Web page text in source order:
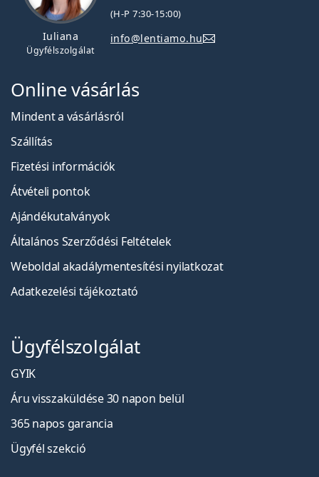
Iuliana
Ügyfélszolgálat
(H-P 7:30-15:00)
info@lentiamo.hu
Online vásárlás
Mindent a vásárlásról
Szállítás
Fizetési információk
Átvételi pontok
Ajándékutalványok
Általános Szerződési Feltételek
Weboldal akadálymentesítési nyilatkozat
Adatkezelési tájékoztató
Ügyfélszolgálat
GYIK
Áru visszaküldése 30 napon belül
365 napos garancia
Ügyfél szekció